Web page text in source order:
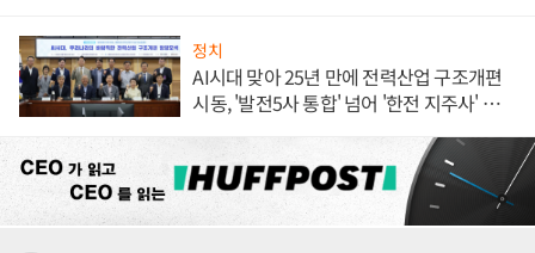
정치
AI시대 맞아 25년 만에 전력산업 구조개편
시동, '발전5사 통합' 넘어 '한전 지주사' 재편